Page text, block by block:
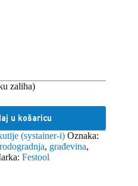
zaliha)
u košaricu
(systainer-i) Oznaka:
, građevina,
Festool